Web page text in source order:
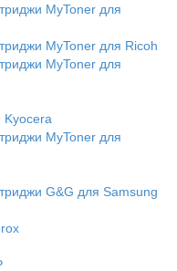
MyToner для
MyToner для Ricoh
MyToner для
Kyocera
MyToner для
G&G для Samsung